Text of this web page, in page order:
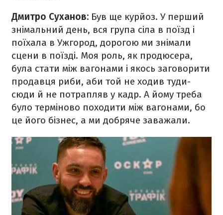
Дмитро Суханов: Був ще курйоз. У перший
знімальний день, вся група сіла в поїзд і
поїхала в Ужгород, дорогою ми знімали
сцени в поїзді. Моя роль, як продюсера,
була стати між вагонами і якось заговорити
продавця риби, аби той не ходив туди-
сюди й не потрапляв у кадр. А йому треба
було терміново походити між вагонами, бо
це його бізнес, а ми добряче заважали.